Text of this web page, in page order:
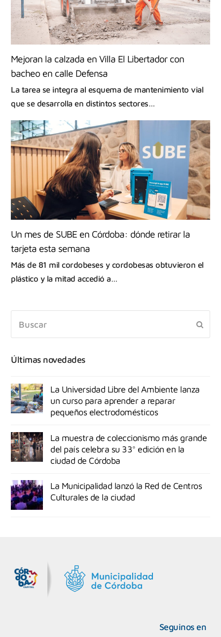
Mejoran la calzada en Villa El Libertador con
bacheo en calle Defensa
La tarea se integra al esquema de mantenimiento vial
que se desarrolla en distintos sectores…
Un mes de SUBE en Córdoba: dónde retirar la
tarjeta esta semana
Más de 81 mil cordobeses y cordobesas obtuvieron el
plástico y la mitad accedió a…
Últimas novedades
La Universidad Libre del Ambiente lanza
un curso para aprender a reparar
pequeños electrodomésticos
La muestra de coleccionismo más grande
del país celebra su 33° edición en la
ciudad de Córdoba
La Municipalidad lanzó la Red de Centros
Culturales de la ciudad
Seguinos en